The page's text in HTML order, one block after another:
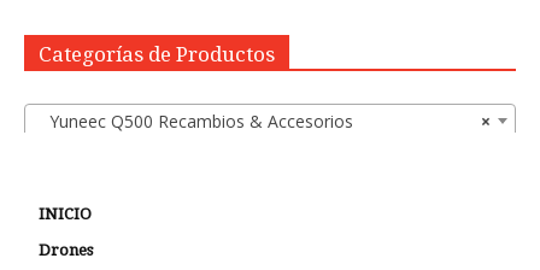
Categorías de Productos
×
Yuneec Q500 Recambios & Accesorios
INICIO
Drones